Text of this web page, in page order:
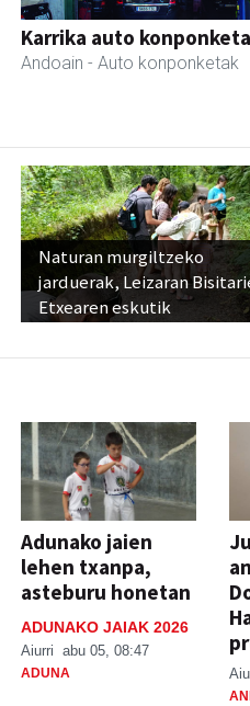
Karrika auto konponketa
Andoain - Auto konponketak
Naturan murgiltzeko
jarduerak, Leizaran
Etxearen eskutik
Adunako jaien
lehen txanpa,
asteburu honetan
ADUNAKO JAIAK 2026
Aiurri abu 05, 08:47
ADUNA